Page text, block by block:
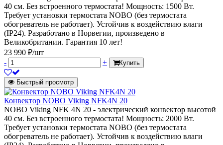
40 см. Без встроенного термостата! Мощность: 1500 Вт.
Требует установки термостата NOBO (без термостата
обогреватель не работает). Устойчив к воздействию влаги
(IP24). Разработано в Норвегии, произведено в
Великобритании. Гарантия 10 лет!
23 990 ₽/шт
-
+ Купить
Быстрый просмотр
Конвектор NOBO Viking NFK4N 20
NOBO Viking NFK 4N 20 - электрический конвектор высотой
40 см. Без встроенного термостата! Мощность: 2000 Вт.
Требует установки термостата NOBO (без термостата
обогреватель не работает). Устойчив к воздействию влаги